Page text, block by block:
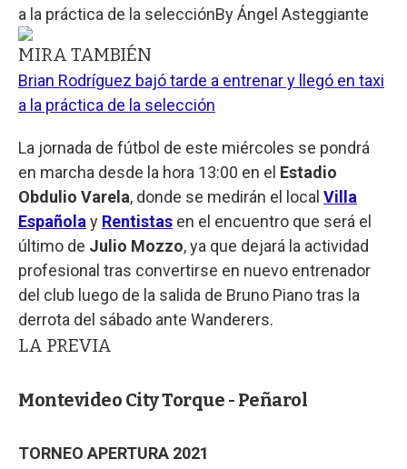
a la práctica de la selecciónByÁngel Asteggiante
MIRA TAMBIÉN
Brian Rodríguez bajó tarde a entrenar y llegó en taxi
a la práctica de la selección
La jornada de fútbol de este miércoles se pondrá
en marcha desde la hora 13:00 en el Estadio
Obdulio Varela, donde se medirán el local Villa
Española y Rentistas en el encuentro que será el
último de Julio Mozzo, ya que dejará la actividad
profesional tras convertirse en nuevo entrenador
del club luego de la salida de Bruno Piano tras la
derrota del sábado ante Wanderers.
LA PREVIA
Montevideo City Torque - Peñarol
TORNEO APERTURA 2021